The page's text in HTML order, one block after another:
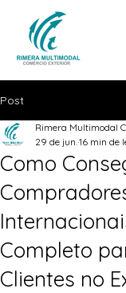
Post
Como
Completo
Clientes no
Rimera Multimodal
29 de jun.16 min de